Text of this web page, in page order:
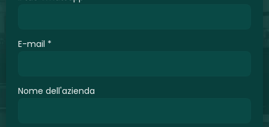
E-mail *
Nome dell'azienda